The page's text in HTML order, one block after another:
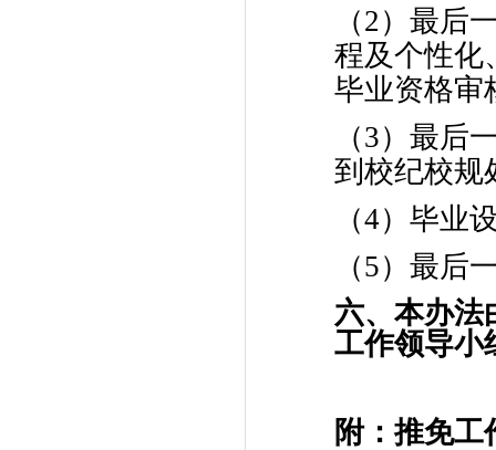
（2）最后
程及个性化
毕业资格审
（3）最后
到校纪校规
（4）毕业
（5）最后
六、本办法
工作领导小
附：推免